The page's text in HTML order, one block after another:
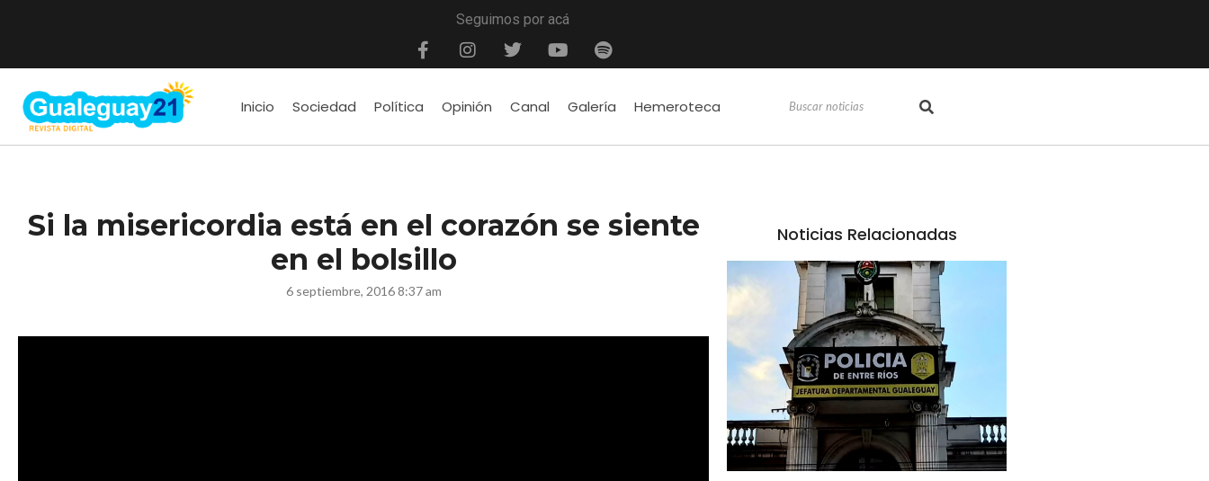
Seguimos por acá
Inicio Sociedad Política Opinión Canal Galería Hemeroteca
Si la misericordia está en el corazón se siente
en el bolsillo
6 septiembre, 2016 8:37 am
Noticias Relacionadas